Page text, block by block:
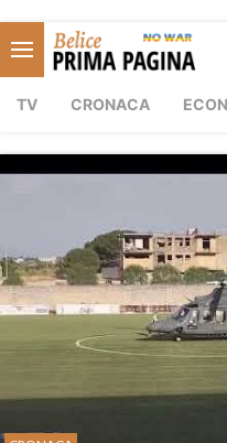
TV CRONACA